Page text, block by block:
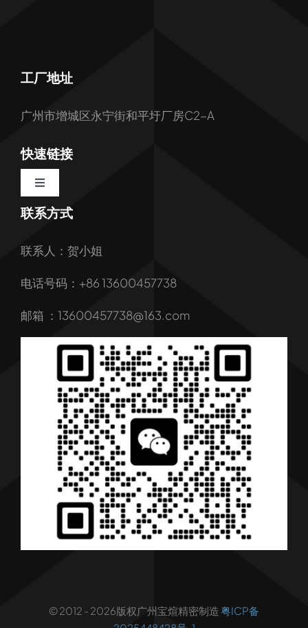
工厂地址
广州市增城区永宁街和平圩厂房C2-A
快速链接
Toggle
Navigation
首页
我们的服务
行业解决方案
行业新闻
联系我们
联系方式
联系人：贺小姐
电话号码：+86 13600457738
邮箱 ：13600457738@163.com
© 2012 - 2026版权广州宝煊精密制造粤ICP备